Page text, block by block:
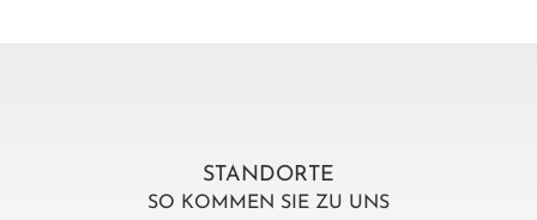
STANDORTE
SO KOMMEN SIE ZU UNS